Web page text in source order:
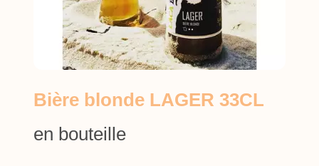
Bière blonde LAGER 33CL
en bouteille